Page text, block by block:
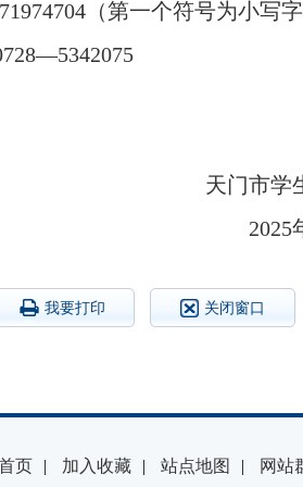
（第一个符号为小写
天门市学
我要打印 关闭窗口
页 | 加入收藏 | 站点地图 | 网站